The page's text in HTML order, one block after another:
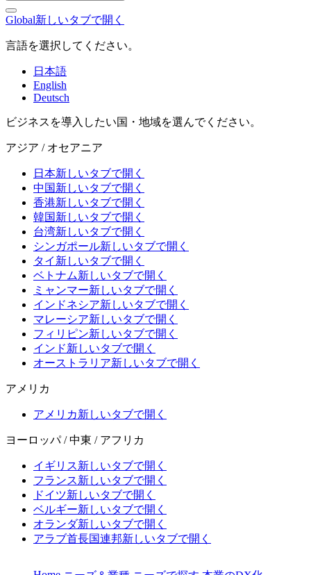
Global新しいタブで開く
言語を選択してください。
日本語
English
Deutsch
ビジネスを導入したい国・地域を選んでください。
アジア / オセアニア
日本新しいタブで開く
中国新しいタブで開く
香港新しいタブで開く
韓国新しいタブで開く
台湾新しいタブで開く
シンガポール新しいタブで開く
タイ 新しいタブで開く
ベトナム新しいタブで開く
ミャンマー新しいタブで開く
インドネシア新しいタブで開く
マレーシア新しいタブで開く
フィリピン新しいタブで開く
インド新しいタブで開く
オーストラリア新しいタブで開く
アメリカ
アメリカ新しいタブで開く
ヨーロッパ / 中東 / アフリカ
イギリス新しいタブで開く
フランス新しいタブで開く
ドイツ新しいタブで開く
ベルギー新しいタブで開く
オランダ新しいタブで開く
アラブ首長国連邦新しいタブで開く